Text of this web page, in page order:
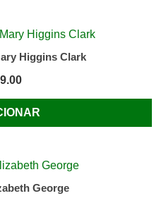
Higgins Clark
9.00
George